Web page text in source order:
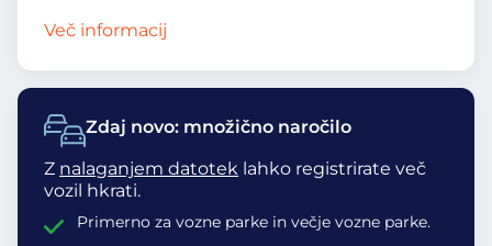
Zdaj novo: množično naročilo
Z nalaganjem datotek lahko registrirate več
vozil hkrati.
Primerno za vozne parke in večje vozne parke.
Več informacij